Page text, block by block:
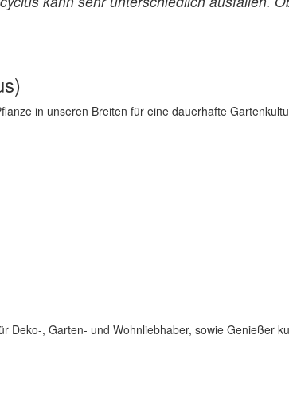
in unseren Breiten für eine dauerhafte
, Garten- und Wohnliebhaber, sowie Genießer